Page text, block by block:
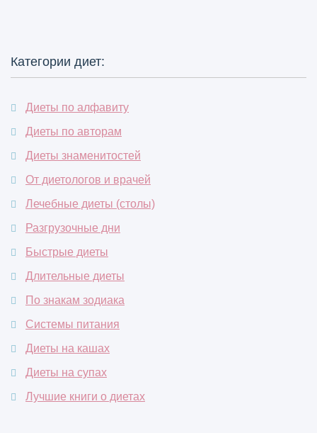
Категории диет:
Диеты по алфавиту
Диеты по авторам
Диеты знаменитостей
От диетологов и врачей
Лечебные диеты (столы)
Разгрузочные дни
Быстрые диеты
Длительные диеты
По знакам зодиака
Системы питания
Диеты на кашах
Диеты на супах
Лучшие книги о диетах